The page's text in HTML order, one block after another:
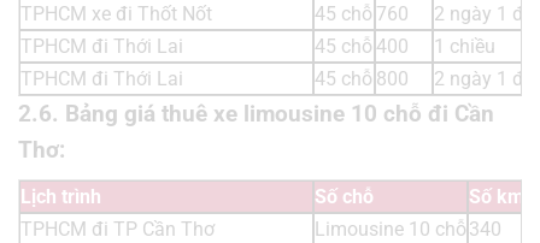
TPHCM xe đi Thốt Nốt
45 chỗ 760
2 ngày 1
TPHCM đi Thới Lai
45 chỗ 400
1 chiều
TPHCM đi Thới Lai
45 chỗ 800 2 ngày 1
2.6. Bảng giá thuê xe limousine 10 chỗ đi Cần
Thơ:
Lịch trình Số chỗ Số km
TPHCM đi TP Cần Thơ
Limousine 10 chỗ 340